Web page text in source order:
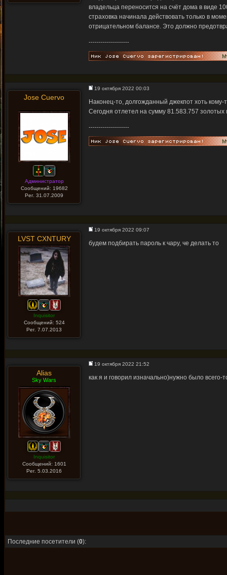
владельца переносится на счёт дома в виде
страховка начинала действовать только в
отрицательном балансе. Это должно
--------------------
Jose Cuervo
Администратор
Сообщений: 19682
Рег. 31.07.2009
19 октября 2022 00:03
Наконец-то, долгожданный джекпот хоть кому-
Сегодня отлетел на сумму 81.583.757 золотых
--------------------
LVST CXNTURY
Inquisitor
Сообщений: 524
Рег. 7.07.2013
19 октября 2022 09:07
будем подбирать пароль к чару, че делать то
Alias
Sky Wars
Inquisitor
Сообщений: 1601
Рег. 5.03.2016
19 октября 2022 21:52
как я и говорил изначально)нужно было всего-
Последние посетители (0):